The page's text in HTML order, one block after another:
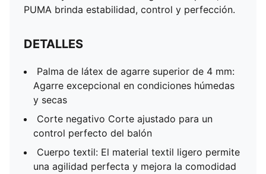
PUMA brinda estabilidad, control y perfección.
DETALLES
Palma de látex de agarre superior de 4 mm:
Agarre excepcional en condiciones húmedas
y secas
Corte negativo Corte ajustado para un
control perfecto del balón
Cuerpo textil: El material textil ligero permite
una agilidad perfecta y mejora la comodidad